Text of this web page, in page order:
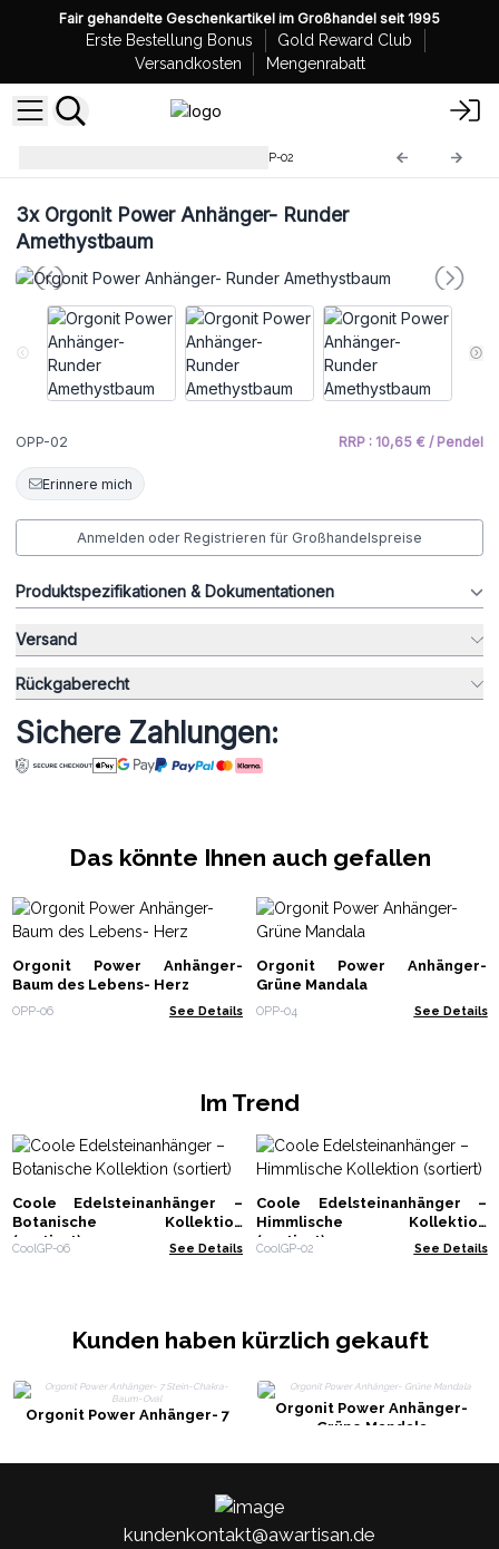
Fair gehandelte Geschenkartikel im Großhandel seit 1995
Erste Bestellung Bonus
Gold Reward Club
Versandkosten
Mengenrabatt
OPP-02
3xOrgonit Power Anhänger- Runder
Amethystbaum
OPP-02 RRP : 10,65 € / Pendel
Erinnere mich
Anmelden oder Registrieren für Großhandelspreise
Produktspezifikationen & Dokumentationen
Versand
Rückgaberecht
Sichere Zahlungen:
Das könnte Ihnen auch gefallen
Orgonit Power Anhänger-
Baum des Lebens- Herz
OPP-06 See Details
Orgonit Power Anhänger-
Grüne Mandala
OPP-04 See Details
Im Trend
Coole Edelsteinanhänger –
Botanische Kollektion
(sortiert)
CoolGP-06 See Details
Coole Edelsteinanhänger –
Himmlische Kollektion
(sortiert)
CoolGP-02 See Details
Kunden haben kürzlich gekauft
Orgonit Power Anhänger- 7
Orgonit Power Anhänger-
Grüne Mandala
kundenkontakt@awartisan.de